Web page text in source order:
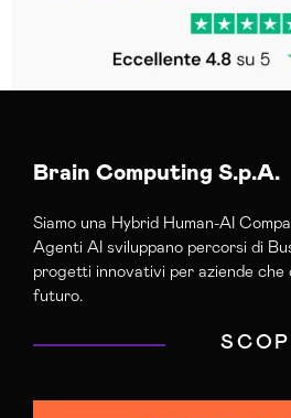
Brain Computing S.p.A.
Siamo una Hybrid Human-AI
Agenti AI sviluppano percorsi di
progetti innovativi per aziende che
futuro.